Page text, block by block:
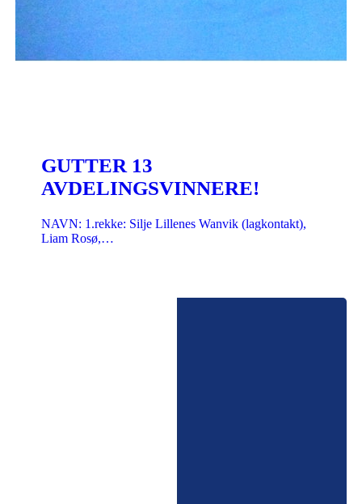
GUTTER 13
AVDELINGSVINNERE!
NAVN: 1.rekke: Silje Lillenes Wanvik (lagkontakt),
Liam Rosø,…